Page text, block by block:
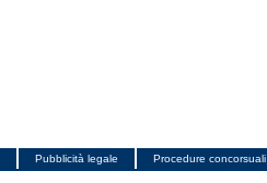
Pubblicità legale Procedure concorsuali